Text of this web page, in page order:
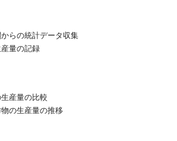
らの統計データ収集
量の記録
産量の比較
の生産量の推移